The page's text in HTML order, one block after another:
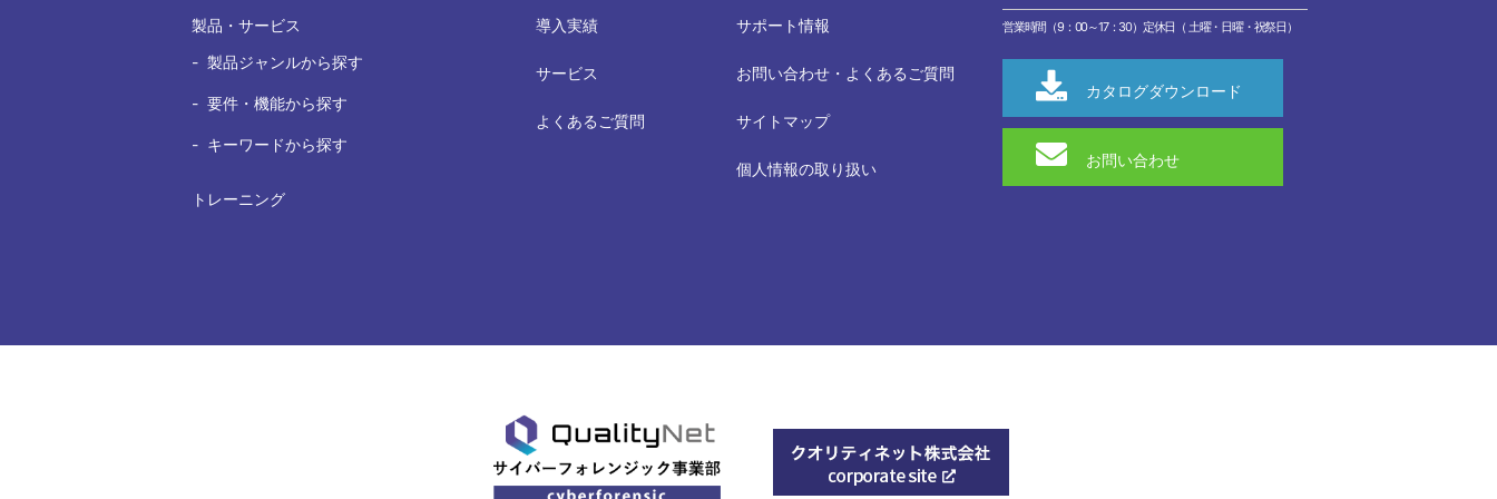
製品・サービス
製品ジャンルから探す
要件・機能から探す
キーワードから探す
トレーニング
導入実績
サービス
よくあるご質問
サポート情報
お問い合わせ・よくあるご質問
サイトマップ
個人情報の取り扱い
営業時間（9：00～17：30）定休日（ 土曜・日曜・祝祭日）
カタログダウンロード
お問い合わせ